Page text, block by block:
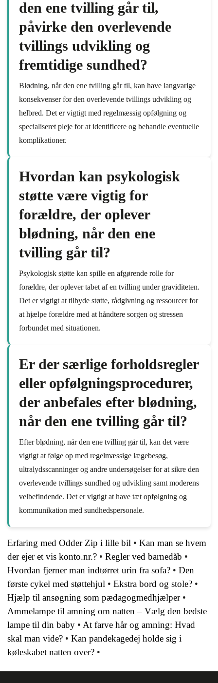
den ene tvilling går til,
påvirke den overlevende
tvillings udvikling og
fremtidige sundhed?
Blødning, når den ene tvilling går til, kan have langvarige
konsekvenser for den overlevende tvillings udvikling og
helbred. Det er vigtigt med regelmæssig opfølgning og
specialiseret pleje for at identificere og behandle eventuelle
komplikationer.
Hvordan kan psykologisk
støtte være vigtig for
forældre, der oplever
blødning, når den ene
tvilling går til?
Psykologisk støtte kan spille en afgørende rolle for
forældre, der oplever tabet af en tvilling under graviditeten.
Det er vigtigt at tilbyde støtte, rådgivning og ressourcer for
at hjælpe forældre med at håndtere sorgen og stressen
forbundet med situationen.
Er der særlige forholdsregler
eller opfølgningsprocedurer,
der anbefales efter blødning,
når den ene tvilling går til?
Efter blødning, når den ene tvilling går til, kan det være
vigtigt at følge op med regelmæssige lægebesøg,
ultralydsscanninger og andre undersøgelser for at sikre den
overlevende tvillings sundhed og udvikling samt moderens
velbefindende. Det er vigtigt at have tæt opfølgning og
kommunikation med sundhedspersonale.
Erfaring med Odder Zip i lille bil • Kan man se hvem
der ejer et vis konto.nr.? • Regler ved barnedåb •
Hvordan fjerner man indtørret urin fra sofa? • Den
første cykel med støttehjul • Ekstra bord og stole? •
Hjælp til ansøgning som pædagogmedhjælper•
Ammelampe til amning om natten – Vælg den bedste
lampe til din baby • At farve hår og amning: Hvad
skal man vide? • Kan pandekagedej holde sig i
køleskabet natten over? •